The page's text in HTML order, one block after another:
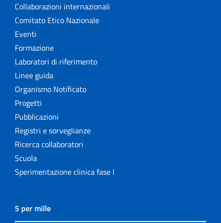
Collaborazioni internazionali
Comitato Etico Nazionale
Eventi
Formazione
Laboratori di riferimento
Linee guida
Organismo Notificato
Progetti
Pubblicazioni
Registri e sorveglianze
Ricerca collaboratori
Scuola
Sperimentazione clinica fase I
5 per mille